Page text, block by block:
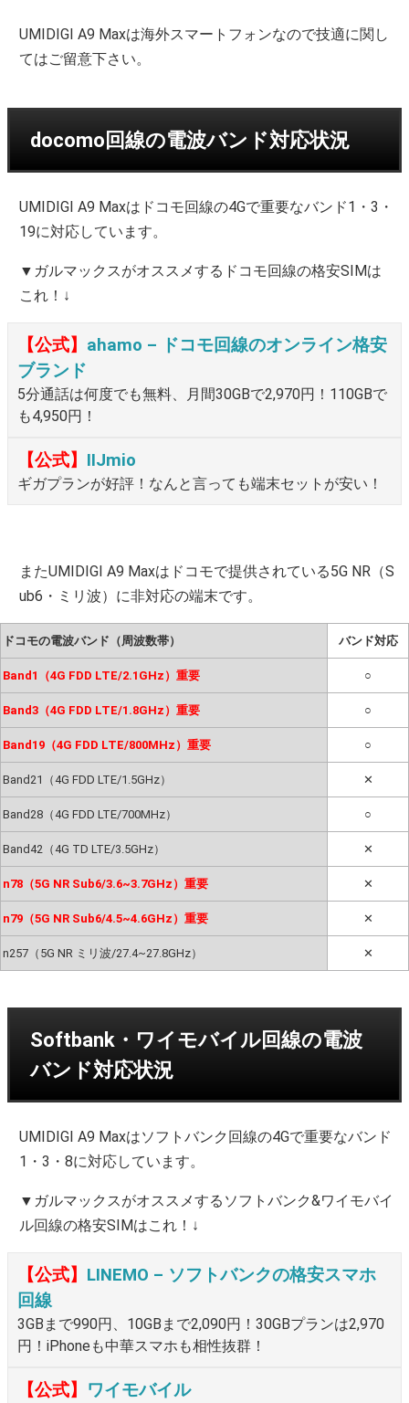
UMIDIGI A9 Maxは海外スマートフォンなので技適に関し
てはご留意下さい。
docomo回線の電波バンド対応状況
UMIDIGI A9 Maxはドコモ回線の4Gで重要なバンド1・3・
19に対応しています。
▼ガルマックスがオススメするドコモ回線の格安SIMは
これ！↓
【公式】 ahamo – ドコモ回線のオンライン格安
ブランド
5分通話は何度でも無料、月間30GBで2,970円！110GBで
も4,950円！
【公式】 IIJmio
ギガプランが好評！なんと言っても端末セットが安い！
またUMIDIGI A9 Maxはドコモで提供されている5G NR（S
ub6・ミリ波）に非対応の端末です。
ドコモの電波バンド（周波数帯） バンド対応
Band1（4G FDD LTE/2.1GHz）重要 ○
Band3（4G FDD LTE/1.8GHz）重要 ○
Band19（4G FDD LTE/800MHz）重要 ○
Band21（4G FDD LTE/1.5GHz） ✕
Band28（4G FDD LTE/700MHz） ○
Band42（4G TD LTE/3.5GHz） ✕
n78（5G NR Sub6/3.6~3.7GHz）重要 ✕
n79（5G NR Sub6/4.5~4.6GHz）重要 ✕
n257（5G NR ミリ波/27.4~27.8GHz） ✕
Softbank・ワイモバイル回線の電波
バンド対応状況
UMIDIGI A9 Maxはソフトバンク回線の4Gで重要なバンド
1・3・8に対応しています。
▼ガルマックスがオススメするソフトバンク&ワイモバイ
ル回線の格安SIMはこれ！↓
【公式】 LINEMO – ソフトバンクの格安スマホ
回線
3GBまで990円、10GBまで2,090円！30GBプランは2,970
円！iPhoneも中華スマホも相性抜群！
【公式】 ワイモバイル